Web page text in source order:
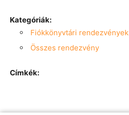
Kategóriák:
Fiókkönyvtári rendezvények
Összes rendezvény
Címkék: